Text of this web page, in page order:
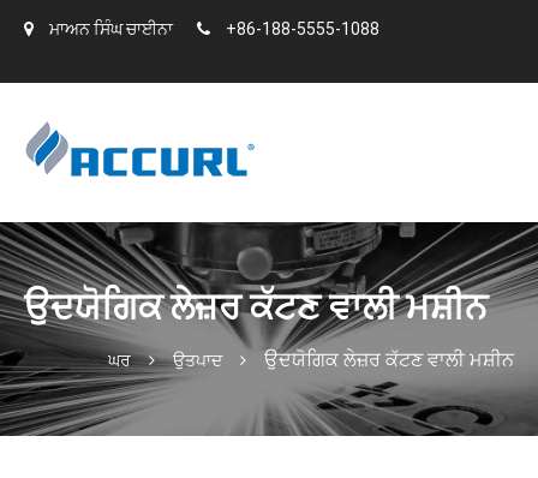
ਮਾਅਨ ਸਿੰਘ ਚਾਈਨਾ +86-188-5555-1088
ਉਦਯੋਗਿਕ ਲੇਜ਼ਰ ਕੱਟਣ ਵਾਲੀ ਮਸ਼ੀਨ
ਘਰ ਉਤਪਾਦ ਉਦਯੋਗਿਕ ਲੇਜ਼ਰ ਕੱਟਣ ਵਾਲੀ ਮਸ਼ੀਨ